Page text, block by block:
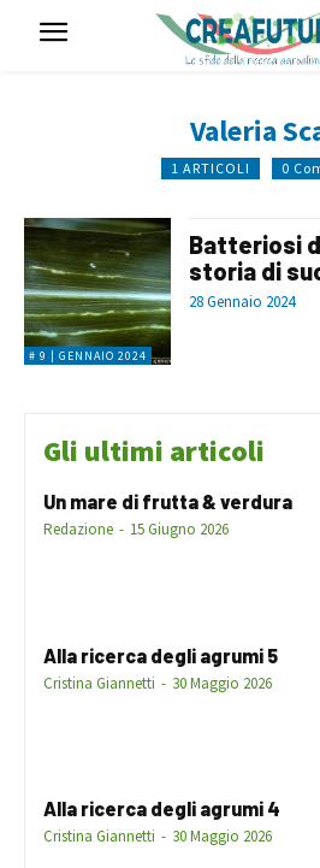
Valeria
1 ARTICOLI 0
# 9 | GENNAIO 2024
Batteriosi
storia di
28 Gennaio 2024
Gli ultimi articoli
Un mare di frutta & verdura
Redazione - 15 Giugno 2026
Alla ricerca degli agrumi 5
Cristina Giannetti - 30 Maggio 2026
Alla ricerca degli agrumi 4
Cristina Giannetti - 30 Maggio 2026